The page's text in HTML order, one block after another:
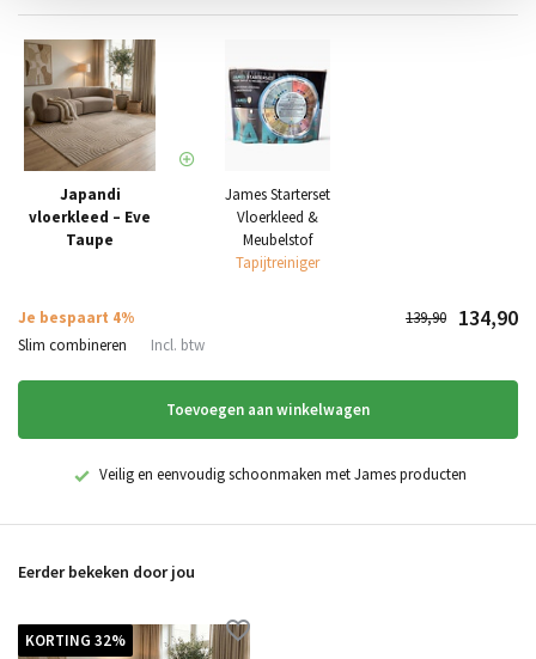
Japandi
vloerkleed – Eve
Taupe
James Starterset
Vloerkleed &
Meubelstof
Tapijtreiniger
Je bespaart 4% 139,90 134,90
Slim combineren Incl. btw
Toevoegen aan winkelwagen
Veilig en eenvoudig schoonmaken met James producten
Eerder bekeken door jou
KORTING 32%